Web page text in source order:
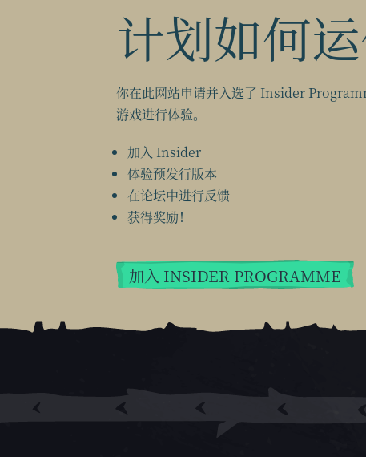
计划如何运
你在此网站申请并入选了 Insider
游戏进行体验。
加入 Insider
体验预发行版本
在论坛中进行反馈
获得奖励！
加入 INSIDER PROGRAMME